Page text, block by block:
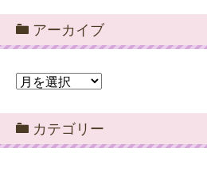
アーカイブ
ア
カ
イ
ブ
カテゴリー